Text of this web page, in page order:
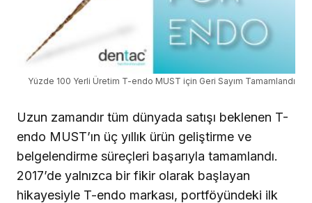
Yüzde 100 Yerli Üretim T-endo MUST için Geri Sayım Tamamlandı
Uzun zamandır tüm dünyada satışı beklenen T-
endo MUST’ın üç yıllık ürün geliştirme ve
belgelendirme süreçleri başarıyla tamamlandı.
2017’de yalnızca bir fikir olarak başlayan
hikayesiyle T-endo markası, portföyündeki ilk